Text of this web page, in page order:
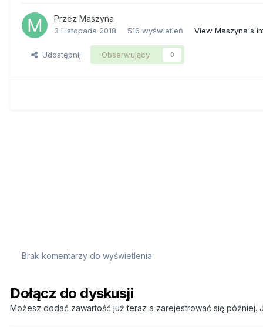
Przez Maszyna
3 Listopada 2018 516 wyświetleń View Maszyna's
Udostępnij Obserwujący 0
Brak komentarzy do wyświetlenia
Dołącz do dyskusji
Możesz dodać zawartość już teraz a zarejestrować się później.